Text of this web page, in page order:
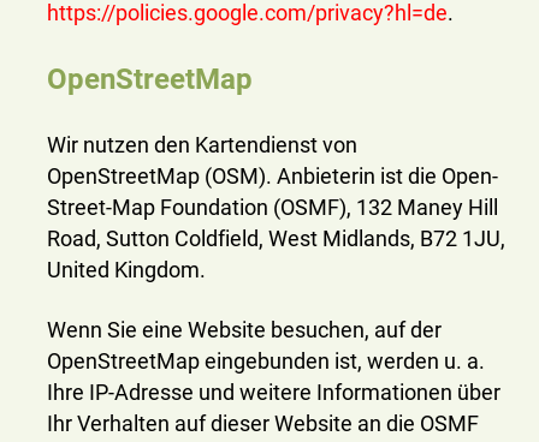
https://policies.google.com/privacy?hl=de.
OpenStreetMap
Wir nutzen den Kartendienst von
OpenStreetMap (OSM). Anbieterin ist die Open-
Street-Map Foundation (OSMF), 132 Maney Hill
Road, Sutton Coldfield, West Midlands, B72 1JU,
United Kingdom.
Wenn Sie eine Website besuchen, auf der
OpenStreetMap eingebunden ist, werden u. a.
Ihre IP-Adresse und weitere Informationen über
Ihr Verhalten auf dieser Website an die OSMF